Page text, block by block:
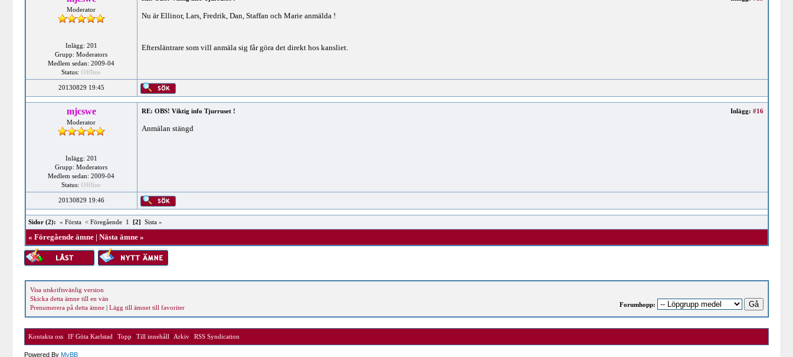
Moderator
Inlägg: 201
Grupp: Moderators
Medlem sedan: 2009-04
Status: Offline
Nu är Ellinor, Lars, Fredrik, Dan, Staffan och Marie anmälda !
Eftersläntrare som vill anmäla sig får göra det direkt hos kansliet.
20130829 19:45
mjcswe
Moderator
Inlägg: 201
Grupp: Moderators
Medlem sedan: 2009-04
Status: Offline
Inlägg: #16
RE: OBS! Viktig info Tjurruset !
Anmälan stängd
20130829 19:46
Sidor (2): « Första < Föregående 1 [2] Sista »
« Föregående ämne| Nästa ämne»
Visa utskriftsvänlig version
Skicka detta ämne till en vän
Prenumerera på detta ämne| Lägg till ämnet till favoriter Forumhopp:
Kontakta oss |IF Göta Karlstad |Topp |Till innehåll | Arkiv |RSS Syndication
Powered ByMyBB